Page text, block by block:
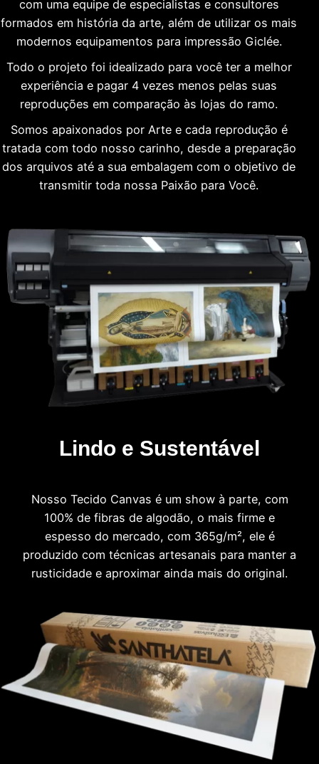
com uma equipe de especialistas e consultores
formados em história da arte, além de utilizar os mais
modernos equipamentos para impressão Giclée.
Todo o projeto foi idealizado para você ter a melhor
experiência e pagar 4 vezes menos pelas suas
reproduções em comparação às lojas do ramo.
Somos apaixonados por Arte e cada reprodução é
tratada com todo nosso carinho, desde a preparação
dos arquivos até a sua embalagem com o objetivo de
transmitir toda nossa Paixão para Você.
Lindo e Sustentável
Nosso Tecido Canvas é um show à parte, com
100% de fibras de algodão, o mais firme e
espesso do mercado, com 365g/m², ele é
produzido com técnicas artesanais para manter a
rusticidade e aproximar ainda mais do original.